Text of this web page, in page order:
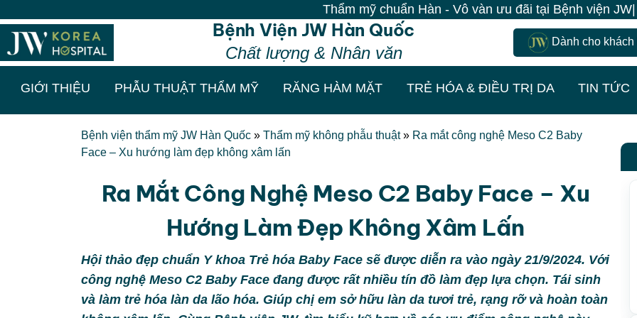
Thẩm mỹ chuẩn Hàn - Vô vàn ưu đãi tại Bệnh viện JW| 100%
Bệnh Viện JW Hàn Quốc
Chất lượng & Nhân văn
Dành cho khách
GIỚI THIỆU PHẪU THUẬT THẨM MỸ RĂNG HÀM MẶT TRẺ HÓA & ĐIỀU TRỊ DA TIN TỨC
Bệnh viện thẩm mỹ JW Hàn Quốc » Thẩm mỹ không phẫu thuật» Ra mắt công nghệ Meso C2 Baby
Face – Xu hướng làm đẹp không xâm lấn
Ra Mắt Công Nghệ Meso C2 Baby Face – Xu
Hướng Làm Đẹp Không Xâm Lấn
Hội thảo đẹp chuẩn Y khoa Trẻ hóa Baby Face sẽ được diễn ra vào ngày 21/9/2024. Với
công nghệ Meso C2 Baby Face đang được rất nhiều tín đồ làm đẹp lựa chọn. Tái sinh
và làm trẻ hóa làn da lão hóa. Giúp chị em sở hữu làn da tươi trẻ, rạng rỡ và hoàn toàn